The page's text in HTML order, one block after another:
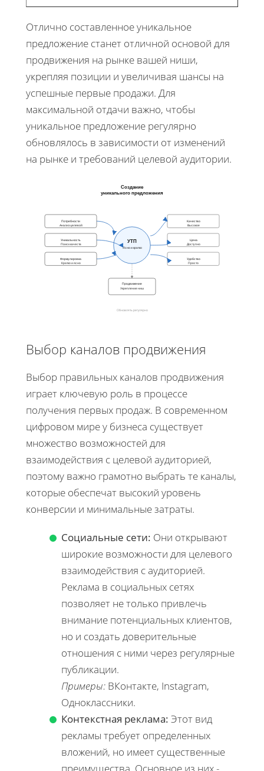
Отлично составленное уникальное
предложение станет отличной основой для
продвижения на рынке вашей ниши,
укрепляя позиции и увеличивая шансы на
успешные первые продажи. Для
максимальной отдачи важно, чтобы
уникальное предложение регулярно
обновлялось в зависимости от изменений
на рынке и требований целевой аудитории.
Создание
уникального предложения
Потребности
Анализ целевой
Уникальность
Поиск качеств
Формулировка
Кратко и ясно
УТП
Ясно и кратко
Качество
Высокое
Цена
Доступно
Удобство
Просто
Продвижение
Укрепление ниш
Обновлять регулярно
Выбор каналов продвижения
Выбор правильных каналов продвижения
играет ключевую роль в процессе
получения первых продаж. В современном
цифровом мире у бизнеса существует
множество возможностей для
взаимодействия с целевой аудиторией,
поэтому важно грамотно выбрать те каналы,
которые обеспечат высокий уровень
конверсии и минимальные затраты.
Социальные сети: Они открывают
широкие возможности для целевого
взаимодействия с аудиторией.
Реклама в социальных сетях
позволяет не только привлечь
внимание потенциальных клиентов,
но и создать доверительные
отношения с ними через регулярные
публикации.
Примеры: ВКонтакте, Instagram,
Одноклассники.
Контекстная реклама: Этот вид
рекламы требует определенных
вложений, но имеет существенные